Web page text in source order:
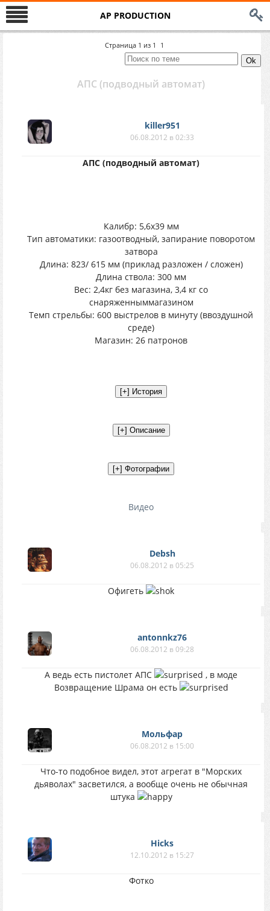
AP PRODUCTION
Страница 1 из 1 1
АПС (подводный автомат)
killer951
06.08.2012 в 02:33
АПС (подводный автомат)
Калибр: 5,6х39 мм
Тип автоматики: газоотводный, запирание поворотом
затвора
Длина: 823/ 615 мм (приклад разложен / сложен)
Длина ствола: 300 мм
Вес: 2,4кг без магазина, 3,4 кг со
снаряженныммагазином
Темп стрельбы: 600 выстрелов в минуту (ввоздушной
среде)
Магазин: 26 патронов
Видео
Debsh
06.08.2012 в 05:25
Офигеть
antonnkz76
06.08.2012 в 09:28
А ведь есть пистолет АПС
, в моде
Возвращение Шрама он есть
Мольфар
06.08.2012 в 15:00
Что-то подобное видел, этот агрегат в "Морских
дьяволах" засветился, а вообще очень не обычная
штука
Hicks
12.10.2012 в 15:27
Фотко